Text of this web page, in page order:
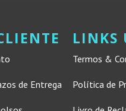
de Entrega
LINKS
Termos &
Política de